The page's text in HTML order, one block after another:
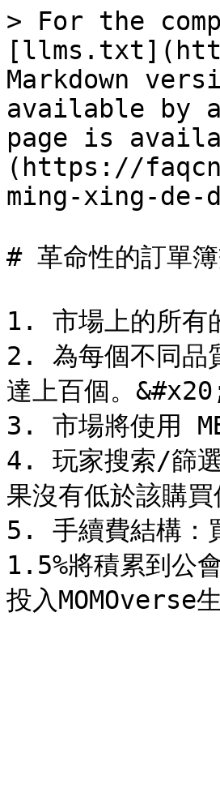
> For the
Markdown
available by
page is
(https://
ming-xing-
# 革命性的訂單
1. 市場上的所有
2. 為每個不同品
達上百個。
3. 市場將使用
4. 玩家搜索/篩選
果沒有低於該購
5. 手續費結構：
1.5%將積累到公